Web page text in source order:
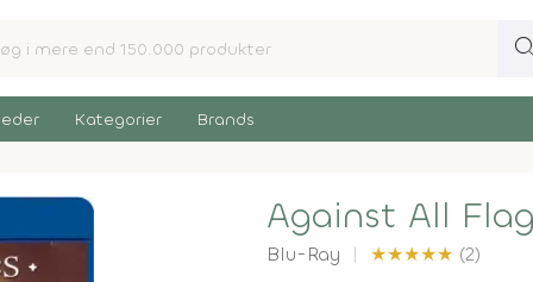
Kategorier Brands
Against All
Blu-Ray ★★★★★ (2)